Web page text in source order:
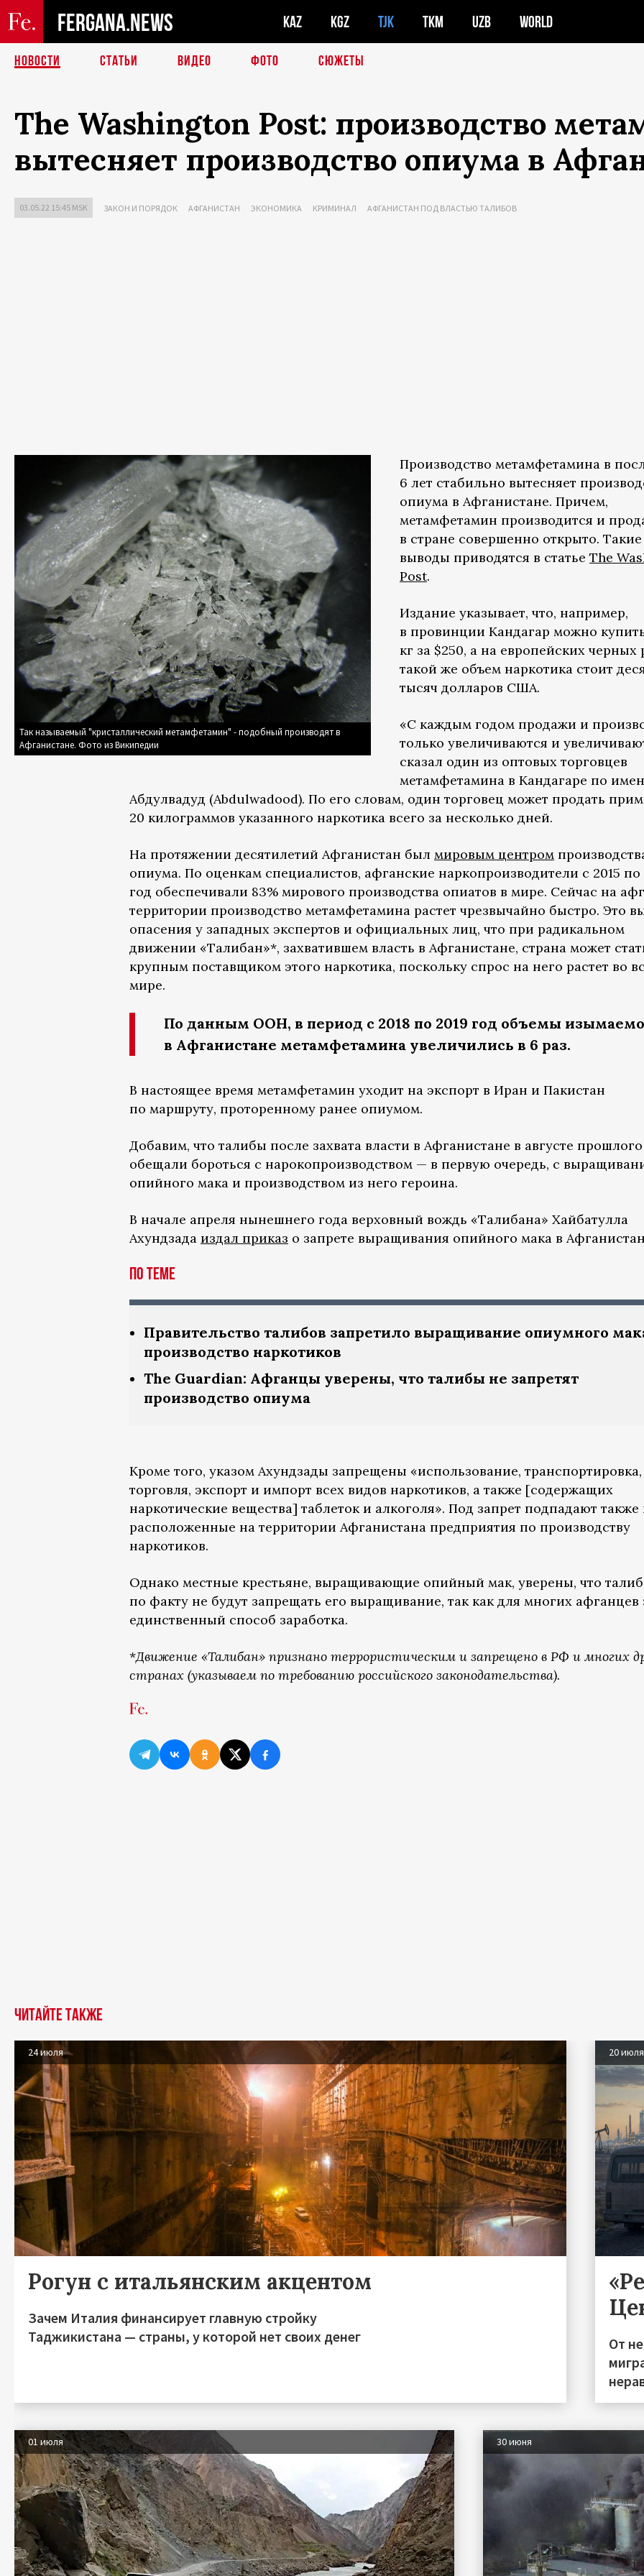
FERGANA.NEWS KAZ KGZ TJK TKM UZB WORLD
НОВОСТИ СТАТЬИ ВИДЕО ФОТО СЮЖЕТЫ
The Washington Post: производство
вытесняет производство опиума в
03.05.22 15:45 MSK ЗАКОН И ПОРЯДОК АФГАНИСТАН ЭКОНОМИКА КРИМИНАЛ АФГАНИСТАН ПОД ВЛАСТЬЮ ТАЛИБОВ
Так называемый "кристаллический метамфетамин" - подобный производят в
Афганистане. Фото из Википедии
Производство метамфетамина в
6 лет стабильно вытесняет
опиума в Афганистане. Причем,
метамфетамин производится и
в стране совершенно открыто. Такие
выводы приводятся в статье The
Post.
Издание указывает, что, например,
в провинции Кандагар можно
кг за $250, а на европейских черных
такой же объем наркотика стоит
тысяч долларов США.
«С каждым годом продажи и
только увеличиваются и
сказал один из оптовых торговцев
метамфетамина в Кандагаре по
Абдулвадуд (Abdulwadood). По его словам, один торговец может продать
20 килограммов указанного наркотика всего за несколько дней.
На протяжении десятилетий Афганистан был мировым центром
опиума. По оценкам специалистов, афганские наркопроизводители с 2015 по
год обеспечивали 83% мирового производства опиатов в мире. Сейчас на
территории производство метамфетамина растет чрезвычайно быстро. Это
опасения у западных экспертов и официальных лиц, что при радикальном
движении «Талибан»*, захватившем власть в Афганистане, страна может
крупным поставщиком этого наркотика, поскольку спрос на него растет во
мире.
По данным ООН, в период с 2018 по 2019 год объемы
в Афганистане метамфетамина увеличились в 6 раз.
В настоящее время метамфетамин уходит на экспорт в Иран и Пакистан
по маршруту, проторенному ранее опиумом.
Добавим, что талибы после захвата власти в Афганистане в августе
обещали бороться с нарокопроизводством — в первую очередь, с
опийного мака и производством из него героина.
В начале апреля нынешнего года верховный вождь «Талибана» Хайбатулла
Ахундзада издал приказ о запрете выращивания опийного мака в
По теме
Правительство талибов запретило выращивание опиумного
производство наркотиков
The Guardian: Афганцы уверены, что талибы не запретят
производство опиума
Кроме того, указом Ахундзады запрещены «использование, транспортировка,
торговля, экспорт и импорт всех видов наркотиков, а также [содержащих
наркотические вещества] таблеток и алкоголя». Под запрет подпадают также
расположенные на территории Афганистана предприятия по производству
наркотиков.
Однако местные крестьяне, выращивающие опийный мак, уверены, что
по факту не будут запрещать его выращивание, так как для многих афганцев
единственный способ заработка.
*Движение «Талибан» признано террористическим и запрещено в РФ и многих
странах (указываем по требованию российского законодательства).
Читайте также
24 июля
Рогун с итальянским акцентом
Зачем Италия финансирует главную стройку
Таджикистана — страны, у которой нет своих денег
20 июля
От
01 июля 30 июня